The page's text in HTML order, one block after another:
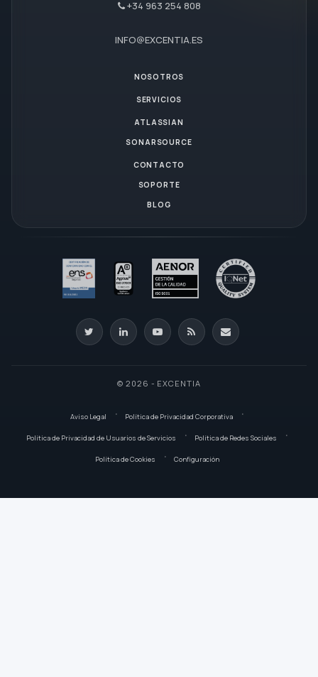
+34 963 254 808
INFO@EXCENTIA.ES
NOSOTROS
SERVICIOS
ATLASSIAN
SONARSOURCE
CONTACTO
SOPORTE
BLOG
© 2026 - EXCENTIA
Aviso Legal Política de Privacidad Corporativa
Política de Privacidad de Usuarios de Servicios Política de Redes Sociales
Política de Cookies Configuración